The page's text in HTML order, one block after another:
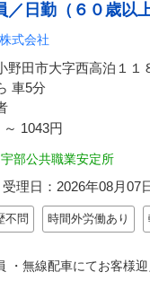
／日勤（６０歳以
式会社
野田市大字西高泊１１
車5分
1043円
宇部公共職業安定所
受理日： 2026年08月07
不問 時間外労働あり
・無線配車にてお客様